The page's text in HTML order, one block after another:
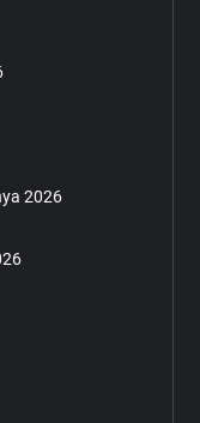
2026